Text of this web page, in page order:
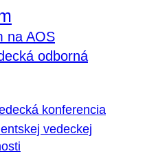
na AOS
odborná
konferencia
vedeckej